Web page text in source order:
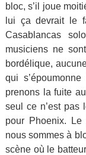
bloc, s’il joue
lui ça devrait le
Casablancas
musiciens ne
bordélique,
qui
prenons la fuite
seul ce n’est pas
pour Phoenix. Le
nous sommes à
scène où le